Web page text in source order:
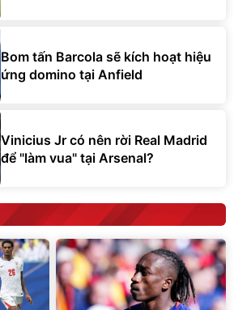
Bom tấn Barcola sẽ kích hoạt hiệu
ứng domino tại Anfield
Vinicius Jr có nên rời Real Madrid
để "làm vua" tại Arsenal?